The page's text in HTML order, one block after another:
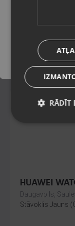
Stāvoklis
135.00 €
6.14€/mēn.
HUAWEI
Daugavpils,
Stāvoklis Jauns
RĀDĪT